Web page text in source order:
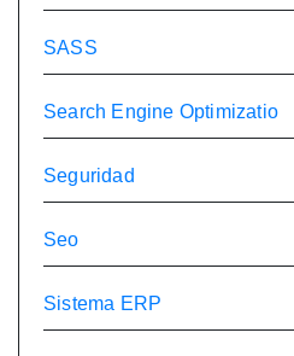
SASS
Search Engine Optimizatio
Seguridad
Seo
Sistema ERP